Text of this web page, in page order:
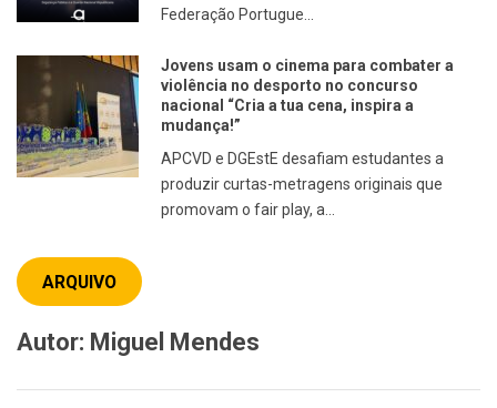
Federação Portugue...
Jovens usam o cinema para combater a
violência no desporto no concurso
nacional “Cria a tua cena, inspira a
mudança!”
APCVD e DGEstE desafiam estudantes a
produzir curtas-metragens originais que
promovam o fair play, a...
ARQUIVO
Autor: Miguel Mendes